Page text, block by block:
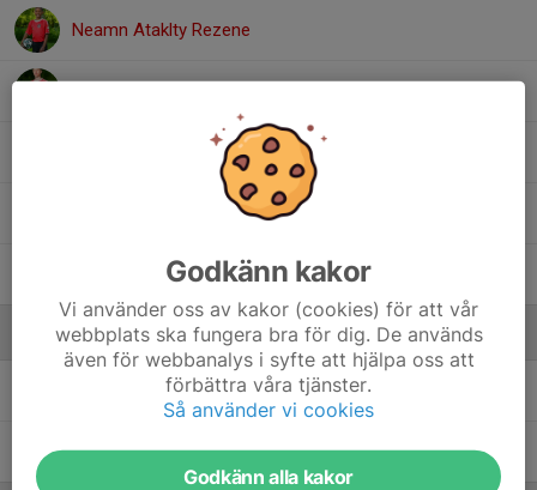
Neamn Ataklty Rezene
Yae Hyun Seok
Ledare
Janina SundqvistTränare
Sara ÅkerlundTränare
Godkänn kakor
Vi använder oss av kakor (cookies) för att vår
webbplats ska fungera bra för dig. De används
även för webbanalys i syfte att hjälpa oss att
förbättra våra tjänster.
Så använder vi cookies
Godkänn alla kakor